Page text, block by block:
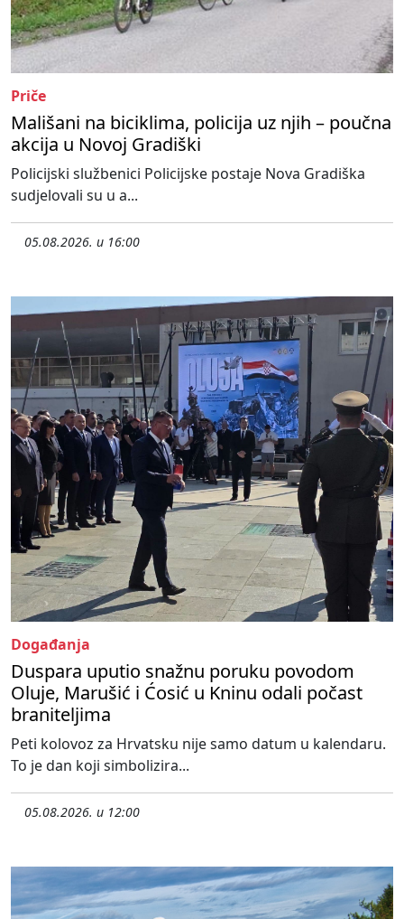
Priče
Mališani na biciklima, policija uz njih – poučna
akcija u Novoj Gradiški
Policijski službenici Policijske postaje Nova Gradiška
sudjelovali su u a...
05.08.2026. u 16:00
Događanja
Duspara uputio snažnu poruku povodom
Oluje, Marušić i Ćosić u Kninu odali počast
braniteljima
Peti kolovoz za Hrvatsku nije samo datum u kalendaru.
To je dan koji simbolizira...
05.08.2026. u 12:00